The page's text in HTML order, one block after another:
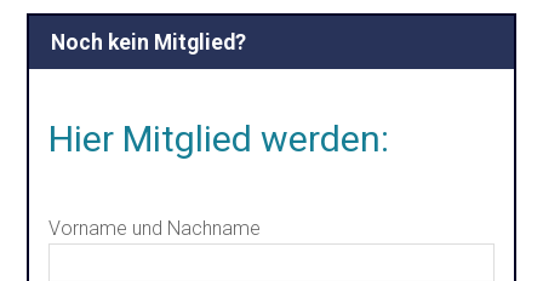
Noch kein Mitglied?
Hier Mitglied werden:
Vorname und Nachname